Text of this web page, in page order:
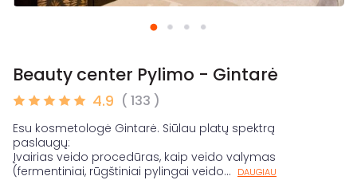
Beauty center Pylimo - Gintarė
4.9 ( 133 )
Esu kosmetologė Gintarė. Siūlau platų spektrą
paslaugų:
Įvairias veido procedūras, kaip veido valymas
(fermentiniai, rūgštiniai pylingai veido... DAUGIAU